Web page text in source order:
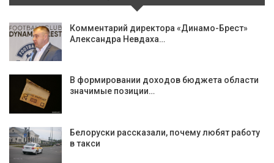
Комментарий директора «Динамо-Брест»
Александра Невдаха…
В формировании доходов бюджета области
значимые позиции…
Белоруски рассказали, почему любят работу
в такси